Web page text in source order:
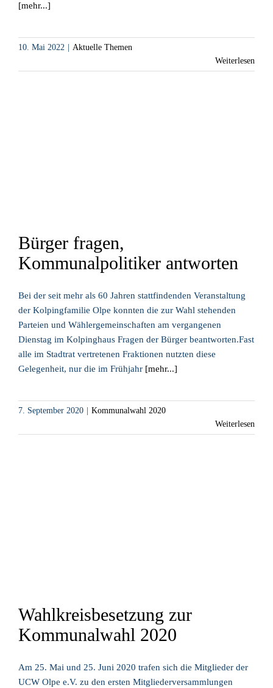
[mehr...]
10. Mai 2022
Aktuelle Themen
Weiterlesen
Bürger fragen,
Kommunalpolitiker antworten
Bei der seit mehr als 60 Jahren stattfindenden Veranstaltung
der Kolpingfamilie Olpe konnten die zur Wahl stehenden
Parteien und Wählergemeinschaften am vergangenen
Dienstag im Kolpinghaus Fragen der Bürger beantworten.Fast
alle im Stadtrat vertretenen Fraktionen nutzten diese
Gelegenheit, nur die im Frühjahr [mehr...]
7. September 2020
Kommunalwahl 2020
Weiterlesen
Wahlkreisbesetzung zur
Kommunalwahl 2020
Am 25. Mai und 25. Juni 2020 trafen sich die Mitglieder der
UCW Olpe e.V. zu den ersten Mitgliederversammlungen